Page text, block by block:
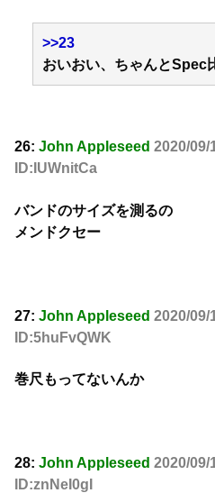
>>23
おいおい、ちゃんとSpec
26: John Appleseed 2020/09/
ID:IUWnitCa
バンドのサイズを測るの
メンドクセー
27: John Appleseed 2020/09/
ID:5huFvQWK
巻尺もってないんか
28: John Appleseed 2020/09/
ID:znNeI0gI